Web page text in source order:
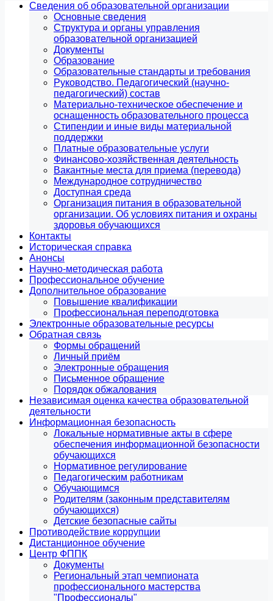
Сведения об образовательной организации
Основные сведения
Структура и органы управления
образовательной организацией
Документы
Образование
Образовательные стандарты и требования
Руководство. Педагогический (научно-
педагогический) состав
Материально-техническое обеспечение и
оснащенность образовательного процесса
Стипендии и иные виды материальной
поддержки
Платные образовательные услуги
Финансово-хозяйственная деятельность
Вакантные места для приема (перевода)
Международное сотрудничество
Доступная среда
Организация питания в образовательной
организации. Об условиях питания и охраны
здоровья обучающихся
Контакты
Историческая справка
Анонсы
Научно-методическая работа
Профессиональное обучение
Дополнительное образование
Повышение квалификации
Профессиональная переподготовка
Электронные образовательные ресурсы
Обратная связь
Формы обращений
Личный приём
Электронные обращения
Письменное обращение
Порядок обжалования
Независимая оценка качества образовательной
деятельности
Информационная безопасность
Локальные нормативные акты в сфере
обеспечения информационной безопасности
обучающихся
Нормативное регулирование
Педагогическим работникам
Обучающимся
Родителям (законным представителям
обучающихся)
Детские безопасные сайты
Противодействие коррупции
Дистанционное обучение
Центр ФППК
Документы
Региональный этап чемпионата
профессионального мастерства
"Профессионалы"